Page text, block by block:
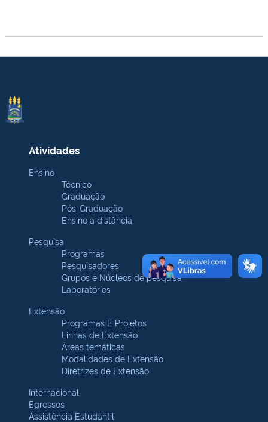
Atividades
Ensino
Técnico
Graduação
Pós-Graduação
Ensino a distância
Pesquisa
Programas
Pesquisadores
Grupos e Núcleos de pesquisa
Laboratórios
Extensão
Programas E Projetos
Linhas de Extensão
Áreas temáticas
Modalidades de Extensão
Diretrizes de Extensão
Internacional
Egressos
Assistência Estudantil